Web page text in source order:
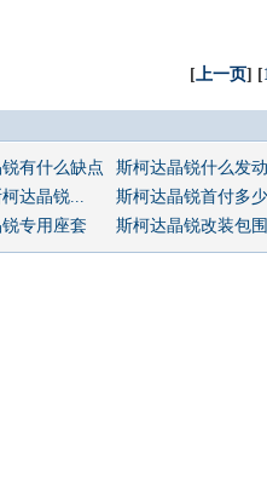
[上一页] [
有什么缺点
斯柯达晶锐什么发
达晶锐...
斯柯达晶锐首付多少
专用座套 斯柯达晶锐改装包围